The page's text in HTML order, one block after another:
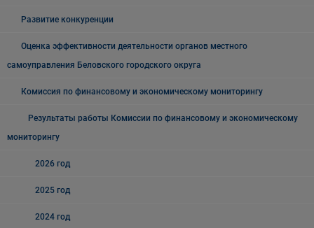
Развитие конкуренции
Оценка эффективности деятельности органов местного
самоуправления Беловского городского округа
Комиссия по финансовому и экономическому мониторингу
Результаты работы Комиссии по финансовому и экономическому
мониторингу
2026 год
2025 год
2024 год